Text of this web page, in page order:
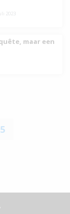
2023
maar een
5